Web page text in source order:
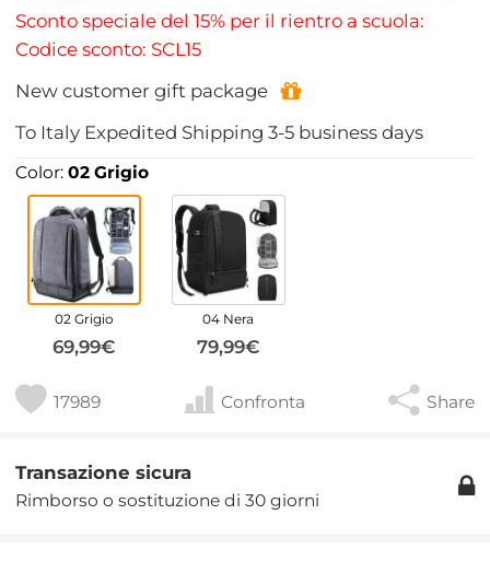
Sconto speciale del 15% per il rientro a scuola:
Codice sconto: SCL15
New customer gift package
To Italy Expedited Shipping3-5 business days
Color:02 Grigio
02 Grigio
69,99€
04 Nera
79,99€
17989 Confronta Share
Transazione sicura
Rimborso o sostituzione di 30 giorni